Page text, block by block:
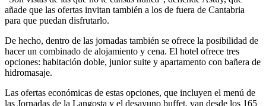
añade que las ofertas invitan también a los de fuera de Cantabria
para que puedan disfrutarlo.
De hecho, dentro de las jornadas también se ofrece la posibilidad de
hacer un combinado de alojamiento y cena. El hotel ofrece tres
opciones: habitación doble, junior suite y apartamento con bañera de
hidromasaje.
Las ofertas económicas de estas opciones, que incluyen el menú de
las Jornadas de la Langosta y el desayuno buffet, van desde los 165